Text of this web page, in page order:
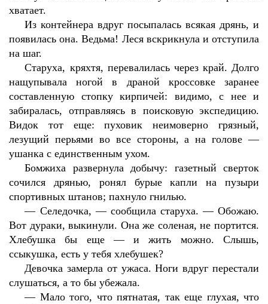
хватает.
Из контейнера вдруг посыпалась всякая дрянь, и
появилась она. Ведьма! Леся вскрикнула и отступила
на шаг.
Старуха, кряхтя, перевалилась через край. Долго
нащупывала ногой в драной кроссовке заранее
составленную стопку кирпичей: видимо, с нее и
забиралась, отправляясь в поисковую экспедицию.
Видок тот еще: пуховик неимоверно грязный,
лезущий перьями во все стороны, а на голове —
ушанка с единственным ухом.
Бомжиха развернула добычу: газетный сверток
сочился дрянью, ронял бурые капли на пузыри
спортивных штанов; пахнуло гнилью.
— Селедочка, — сообщила старуха. — Обожаю.
Вот дураки, выкинули. Она же соленая, не портится.
Хлебушка бы еще — и жить можно. Слышь,
ссыкушка, есть у тебя хлебушек?
Девочка замерла от ужаса. Ноги вдруг перестали
слушаться, а то бы убежала.
— Мало того, что пятнатая, так еще глухая, что